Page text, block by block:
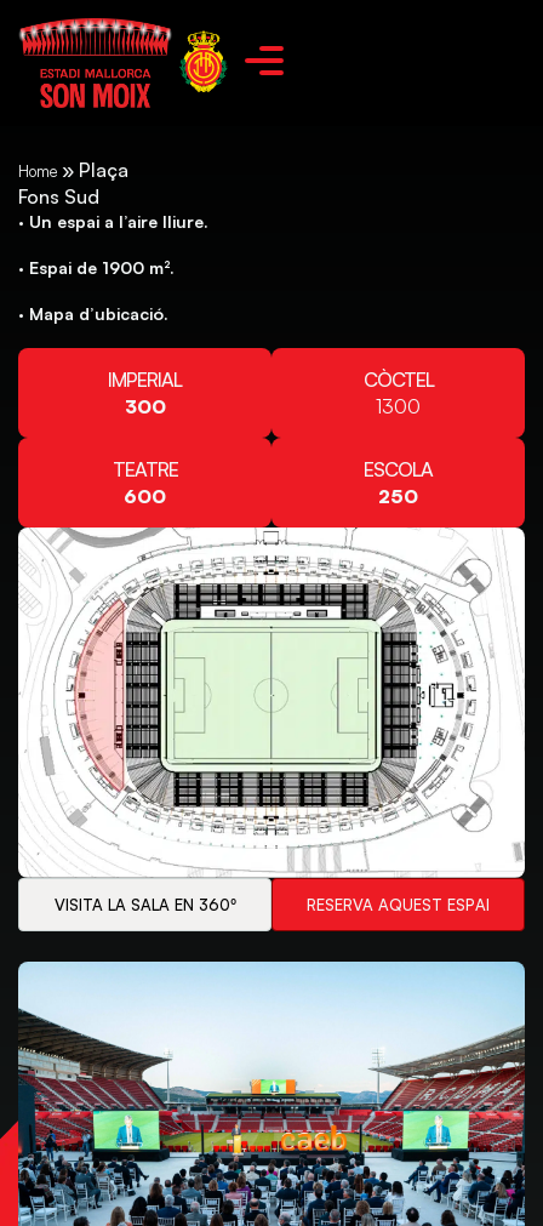
Home » Plaça
Fons Sud
· Un espai a l’aire lliure.
· Espai de 1900 m².
· Mapa d’ubicació.
IMPERIAL
300
TEATRE
600
CÒCTEL
1300
ESCOLA
250
VISITA LA SALA EN 360º RESERVA AQUEST ESPAI